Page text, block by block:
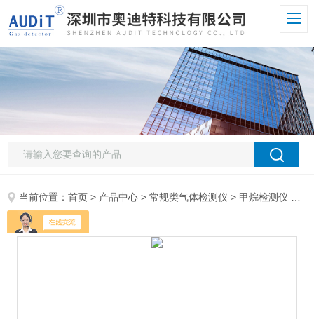
当前位置：首页 > 产品中心 >常规类气体检测仪 > 甲烷检测仪